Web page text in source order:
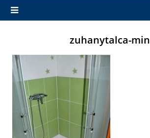
zuhanytalca-min